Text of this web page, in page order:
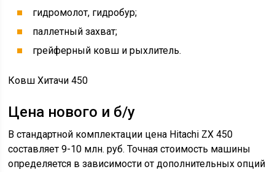
гидромолот, гидробур;
паллетный захват;
грейферный ковш и рыхлитель.
Ковш Хитачи 450
Цена нового и б/у
В стандартной комплектации цена Hitachi ZX 450
составляет 9-10 млн. руб. Точная стоимость машины
определяется в зависимости от дополнительных опций